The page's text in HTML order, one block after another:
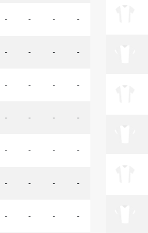
- - - -
- - - -
- - - -
- - - -
- - - -
- - - -
- - - -